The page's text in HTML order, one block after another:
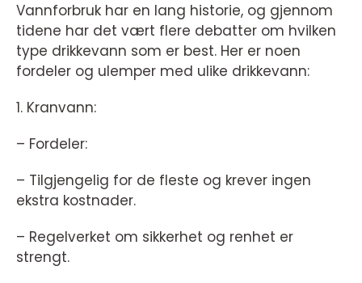
Vannforbruk har en lang historie, og gjennom
tidene har det vært flere debatter om hvilken
type drikkevann som er best. Her er noen
fordeler og ulemper med ulike drikkevann:
1. Kranvann:
– Fordeler:
– Tilgjengelig for de fleste og krever ingen
ekstra kostnader.
– Regelverket om sikkerhet og renhet er
strengt.